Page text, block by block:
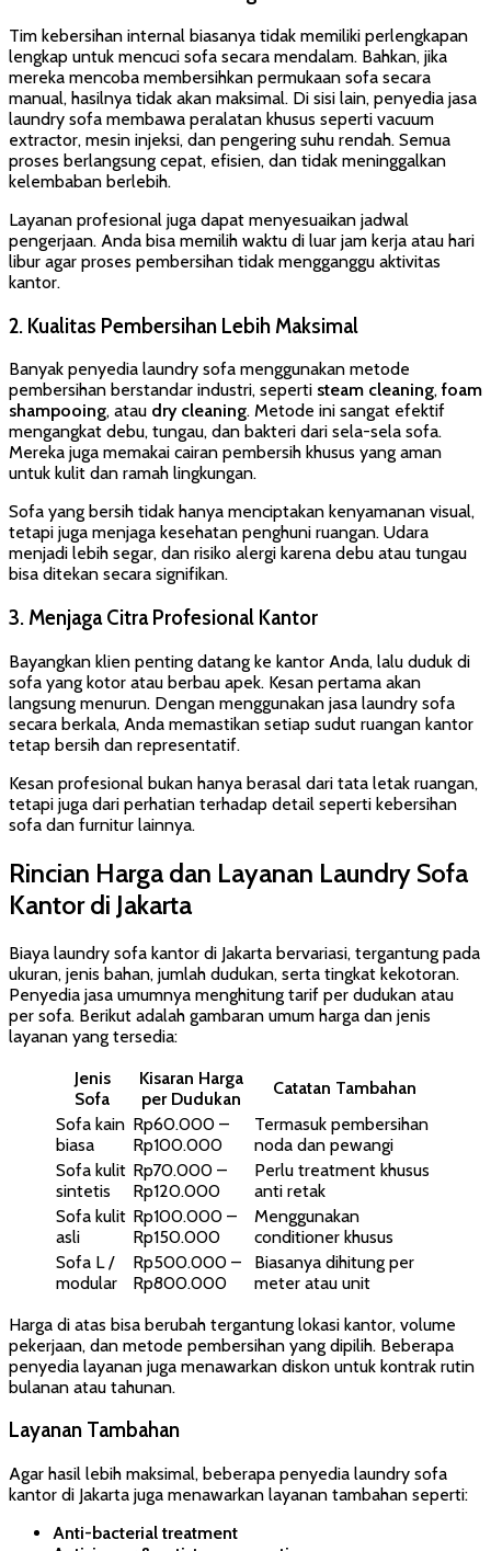
Tim kebersihan internal biasanya tidak memiliki perlengkapan
lengkap untuk mencuci sofa secara mendalam. Bahkan, jika
mereka mencoba membersihkan permukaan sofa secara
manual, hasilnya tidak akan maksimal. Di sisi lain, penyedia jasa
laundry sofa membawa peralatan khusus seperti vacuum
extractor, mesin injeksi, dan pengering suhu rendah. Semua
proses berlangsung cepat, efisien, dan tidak meninggalkan
kelembaban berlebih.
Layanan profesional juga dapat menyesuaikan jadwal
pengerjaan. Anda bisa memilih waktu di luar jam kerja atau hari
libur agar proses pembersihan tidak mengganggu aktivitas
kantor.
2. Kualitas Pembersihan Lebih Maksimal
Banyak penyedia laundry sofa menggunakan metode
pembersihan berstandar industri, seperti steam cleaning,foam
shampooing, atau dry cleaning. Metode ini sangat efektif
mengangkat debu, tungau, dan bakteri dari sela-sela sofa.
Mereka juga memakai cairan pembersih khusus yang aman
untuk kulit dan ramah lingkungan.
Sofa yang bersih tidak hanya menciptakan kenyamanan visual,
tetapi juga menjaga kesehatan penghuni ruangan. Udara
menjadi lebih segar, dan risiko alergi karena debu atau tungau
bisa ditekan secara signifikan.
3. Menjaga Citra Profesional Kantor
Bayangkan klien penting datang ke kantor Anda, lalu duduk di
sofa yang kotor atau berbau apek. Kesan pertama akan
langsung menurun. Dengan menggunakan jasa laundry sofa
secara berkala, Anda memastikan setiap sudut ruangan kantor
tetap bersih dan representatif.
Kesan profesional bukan hanya berasal dari tata letak ruangan,
tetapi juga dari perhatian terhadap detail seperti kebersihan
sofa dan furnitur lainnya.
Rincian Harga dan Layanan Laundry Sofa
Kantor di Jakarta
Biaya laundry sofa kantor di Jakarta bervariasi, tergantung pada
ukuran, jenis bahan, jumlah dudukan, serta tingkat kekotoran.
Penyedia jasa umumnya menghitung tarif per dudukan atau
per sofa. Berikut adalah gambaran umum harga dan jenis
layanan yang tersedia:
Jenis
Sofa
Kisaran Harga
per Dudukan
Catatan Tambahan
Sofa kain
biasa
Rp60.000 –
Rp100.000
Termasuk pembersihan
noda dan pewangi
Sofa kulit
sintetis
Rp70.000 –
Rp120.000
Perlu treatment khusus
anti retak
Sofa kulit
asli
Rp100.000 –
Rp150.000
Menggunakan
conditioner khusus
Sofa L /
modular
Rp500.000 –
Rp800.000
Biasanya dihitung per
meter atau unit
Harga di atas bisa berubah tergantung lokasi kantor, volume
pekerjaan, dan metode pembersihan yang dipilih. Beberapa
penyedia layanan juga menawarkan diskon untuk kontrak rutin
bulanan atau tahunan.
Layanan Tambahan
Agar hasil lebih maksimal, beberapa penyedia laundry sofa
kantor di Jakarta juga menawarkan layanan tambahan seperti:
Anti-bacterial treatment